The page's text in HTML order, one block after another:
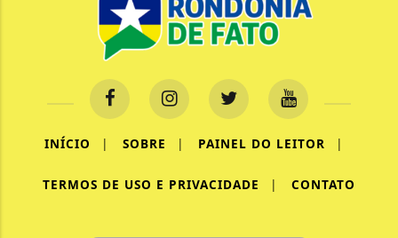
INÍCIO | SOBRE | PAINEL DO LEITOR |
TERMOS DE USO E PRIVACIDADE | CONTATO